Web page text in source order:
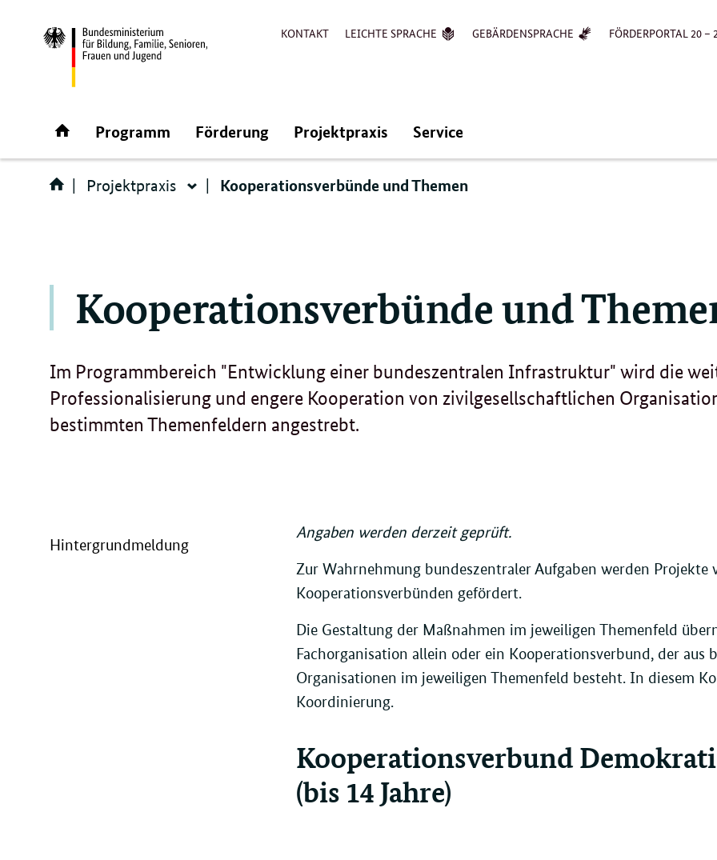
Direktlink:
KONTAKT LEICHTE SPRACHE GEBÄRDENSPRACHE FÖRDERPORTAL 20 –
Startseite
Programm Förderung Projektpraxis Service
Projektpraxis Projektpraxis
Kooperationsverbünde und Themen
Kooperationsverbünde und
Hintergrundmeldung
Im Programmbereich "Entwicklung einer bundeszentralen Infrastruktur" wird die
Professionalisierung und engere Kooperation von zivilgesellschaftlichen
bestimmten Themenfeldern angestrebt.
Angaben werden derzeit geprüft.
Zur Wahrnehmung bundeszentraler Aufgaben werden
Kooperationsverbünden gefördert.
Die Gestaltung der Maßnahmen im jeweiligen Themenfeld
Fachorganisation allein oder ein Kooperationsverbund, der
Organisationen im jeweiligen Themenfeld besteht. In diesem
Koordinierung.
Kooperationsverbund
(bis 14 Jahre)